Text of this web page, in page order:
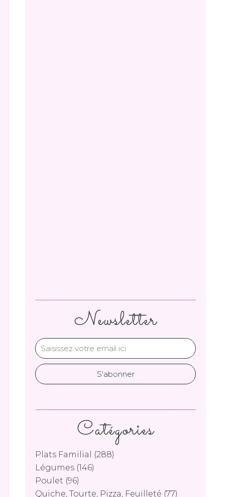
Newsletter
Catégories
Plats Familial
(288)
Légumes (146)
Poulet (96)
Quiche, Tourte, Pizza, Feuilleté (77)